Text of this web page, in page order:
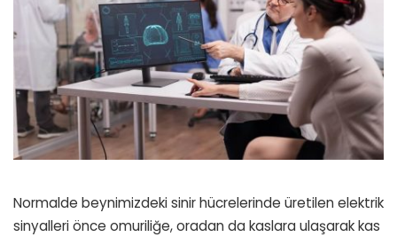
Normalde beynimizdeki sinir hücrelerinde üretilen elektrik
sinyalleri önce omuriliğe, oradan da kaslara ulaşarak kas